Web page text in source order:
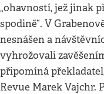
„ohavností, jež jinak
spodině“. V
nesnášen a
vyhrožovali
připomíná
Revue Marek Vajchr.